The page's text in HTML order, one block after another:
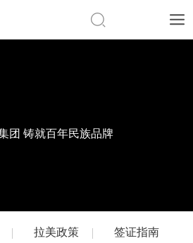
团 铸就百年民族品牌
拉美政策 签证指南